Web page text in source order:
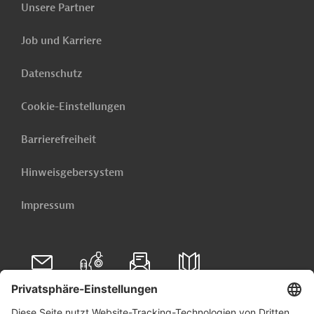
Originaldokument:
Download
PRO202406271794100 (2)
Bau, übergreifend
Projekte
Unsere Partner
Job und Karriere
Datenschutz
Cookie-Einstellungen
Barrierefreiheit
Hinweisgebersystem
Impressum